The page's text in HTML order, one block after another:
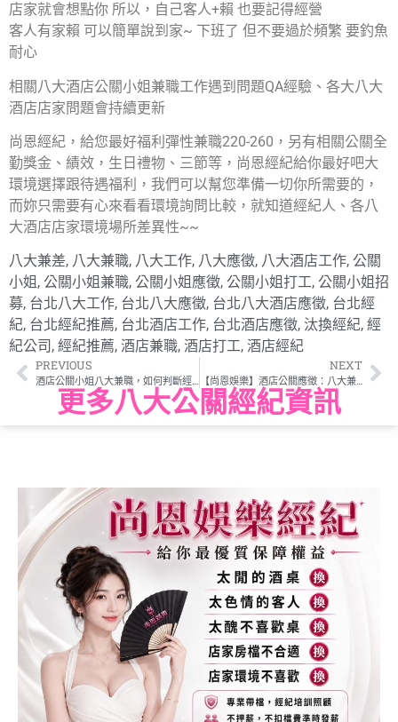
店家就會想點你 所以，自己客人+賴 也要記得經營
客人有家賴 可以簡單說到家~ 下班了 但不要過於頻繁 要釣魚
耐心
相關八大酒店公關小姐兼職工作遇到問題QA經驗、各大八大
酒店店家問題會持續更新
尚恩經紀，給您最好福利彈性兼職220-260，另有相關公關全
勤獎金、績效，生日禮物、三節等，尚恩經紀給你最好吧大
環境選擇跟待遇福利，我們可以幫您準備一切你所需要的，
而妳只需要有心來看看環境詢問比較，就知道經紀人、各八
大酒店店家環境場所差異性~~
八大兼差, 八大兼職, 八大工作, 八大應徵, 八大酒店工作, 公關
小姐 , 公關小姐兼職, 公關小姐應徵, 公關小姐打工, 公關小姐招
募, 台北八大工作, 台北八大應徵, 台北八大酒店應徵, 台北經
紀, 台北經紀推薦, 台北酒店工作, 台北酒店應徵, 汰換經紀, 經
紀公司 , 經紀推薦, 酒店兼職, 酒店打工, 酒店經紀
PREVIOUS
酒店公關小姐八大兼職，如何判斷經紀公司團隊好壞
NEXT
【尚恩娛樂】酒店公關應徵：八大兼職新手首選，高薪現領、彈性排班全攻略
更多八大公關經紀資訊